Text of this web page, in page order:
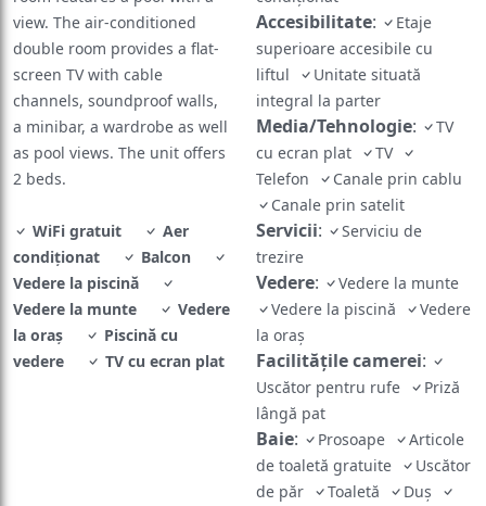
view. The air-conditioned
double room provides a flat-
screen TV with cable
channels, soundproof walls,
a minibar, a wardrobe as well
as pool views. The unit offers
2 beds.
WiFi gratuit
Aer
condiționat
Balcon
Vedere la piscină
Vedere la munte
Vedere
la oraș
Piscină cu
vedere
TV cu ecran plat
Accesibilitate:
Etaje
superioare accesibile cu
liftul
Unitate situată
integral la parter
Media/Tehnologie:
TV
cu ecran plat
TV
Telefon
Canale prin cablu
Canale prin satelit
Servicii:
Serviciu de
trezire
Vedere:
Vedere la munte
Vedere la piscină
Vedere
la oraș
Facilităţile camerei:
Uscător pentru rufe
Priză
lângă pat
Baie: Prosoape
Articole
de toaletă gratuite
Uscător
de păr
Toaletă
Duș